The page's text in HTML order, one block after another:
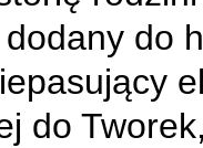
do
do